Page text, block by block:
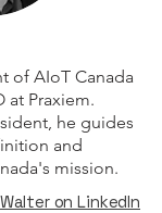
of AIoT Canada
at Praxiem.
he guides
and
mission.
Walter on LinkedIn